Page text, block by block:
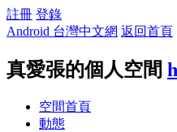
註冊 登錄
Android 台灣中文網 返回首頁
真愛張的個人空間
空間首頁
動態